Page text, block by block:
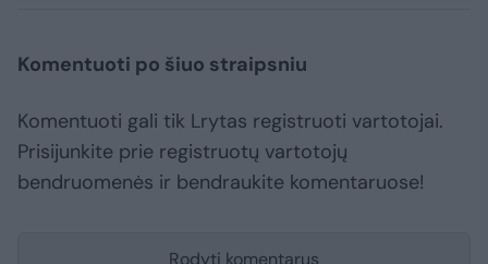
Komentuoti po šiuo straipsniu
Komentuoti gali tik Lrytas registruoti vartotojai.
Prisijunkite prie registruotų vartotojų
bendruomenės ir bendraukite komentaruose!
Rodyti komentarus